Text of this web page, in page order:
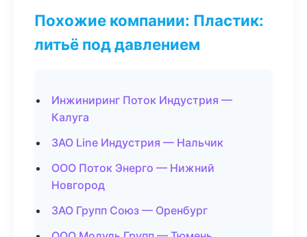
Похожие компании: Пластик:
литьё под давлением
Инжиниринг Поток Индустрия —
Калуга
ЗАО Line Индустрия — Нальчик
ООО Поток Энерго — Нижний
Новгород
ЗАО Групп Союз — Оренбург